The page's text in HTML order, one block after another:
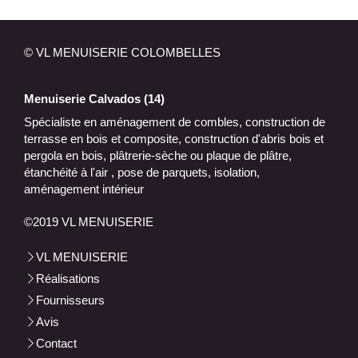
© VL MENUISERIE COLOMBELLES
Menuiserie Calvados (14)
Spécialiste en aménagement de combles, construction de
terrasse en bois et composite, construction d'abris bois et
pergola en bois, plâtrerie-sèche ou plaque de plâtre,
étanchéité à l'air , pose de parquets, isolation,
aménagement intérieur
©2019 VL MENUISERIE
VL MENUISERIE
Réalisations
Fournisseurs
Avis
Contact